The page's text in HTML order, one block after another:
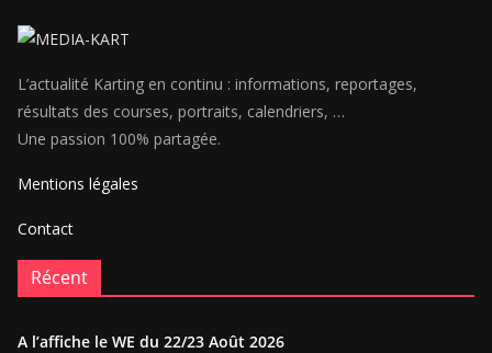
L’actualité Karting en continu : informations, reportages,
résultats des courses, portraits, calendriers, …
Une passion 100% partagée.
Mentions légales
Contact
Récent
A l’affiche le WE du 22/23 Août 2026